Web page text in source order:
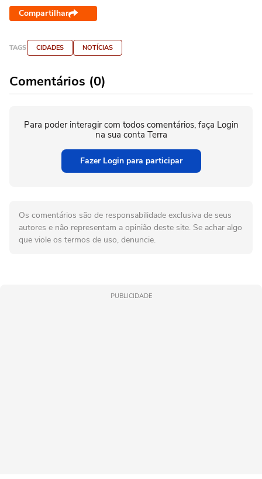
Compartilhar
TAGS CIDADES NOTÍCIAS
Comentários (0)
Para poder interagir com todos comentários, faça Login
na sua conta Terra
Fazer Login para participar
Os comentários são de responsabilidade exclusiva de seus
autores e não representam a opinião deste site. Se achar algo
que viole os termos de uso, denuncie.
PUBLICIDADE